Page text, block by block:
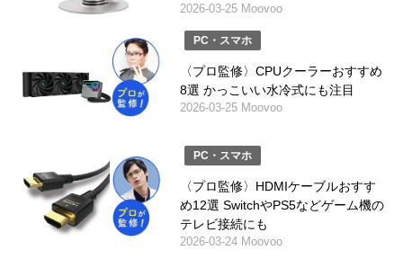
2026-03-25 Moovoo
PC・スマホ
〈プロ監修〉CPUクーラーおすすめ
8選 かっこいい水冷式にも注目
2026-03-25 Moovoo
PC・スマホ
〈プロ監修〉HDMIケーブルおすす
め12選 SwitchやPS5などゲーム機の
テレビ接続にも
2026-03-24 Moovoo